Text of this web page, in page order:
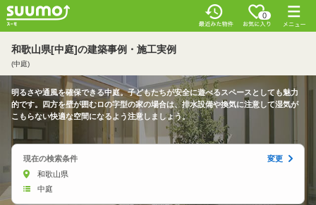
0
和歌山県[中庭]の建築事例・施工実例
(中庭)
明るさや通風を確保できる中庭。子どもたちが安全に遊べるスペースとしても魅力
的です。四方を壁が囲むロの字型の家の場合は、排水設備や換気に注意して湿気が
こもらない快適な空間になるよう注意しましょう。
現在の検索条件
変更
和歌山県
中庭